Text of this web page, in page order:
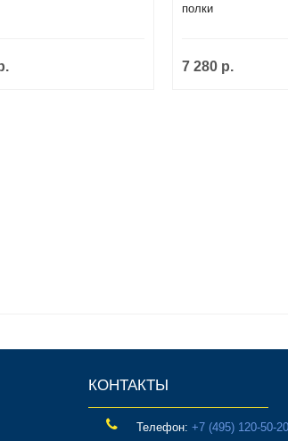
полки
7 280 р.
КОНТАКТЫ
Телефон: ‎+7 (495) 120-50-20